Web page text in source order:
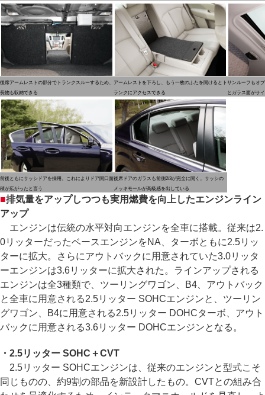
後席アームレストの部分でトランクスルーするため、
長物も収納できる
アームレストを下ろし、もう一枚のふたを開けるとト
ランクにアクセスできる
サンルーフもオ
とガラス面がサ
前後ともにサッシドアを採用。これによりドア開口面
積が広がったと言う
後席ドアのガラスも前側2/3が完全に開く。サッシの
メッキモールが高級感を出している
■排気量をアップしつつも実用燃費を向上したエンジンライン
アップ
エンジンは伝統の水平対向エンジンを全車に搭載。従来は2.
0リッターだったベースエンジンをNA、ターボともに2.5リッ
ターに拡大。さらにアウトバックに用意されていた3.0リッタ
ーエンジンは3.6リッターに拡大された。ラインアップされる
エンジンは全3種類で、ツーリングワゴン、B4、アウトバック
と全車に用意される2.5リッター SOHCエンジンと、ツーリン
グワゴン、B4に用意される2.5リッター DOHCターボ、アウト
バックに用意される3.6リッター DOHCエンジンとなる。
・2.5リッター SOHC＋CVT
2.5リッター SOHCエンジンは、従来のエンジンと型式こそ
同じものの、約9割の部品を新設計したもの。CVTとの組み合